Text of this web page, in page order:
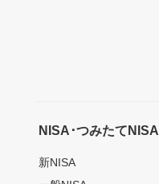
NISA･つみたてNISA
新NISA